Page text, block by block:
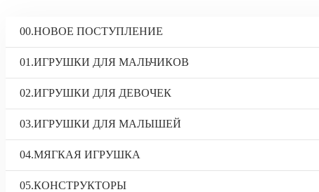
00.НОВОЕ ПОСТУПЛЕНИЕ
01.ИГРУШКИ ДЛЯ МАЛЬЧИКОВ
02.ИГРУШКИ ДЛЯ ДЕВОЧЕК
03.ИГРУШКИ ДЛЯ МАЛЫШЕЙ
04.МЯГКАЯ ИГРУШКА
05.КОНСТРУКТОРЫ